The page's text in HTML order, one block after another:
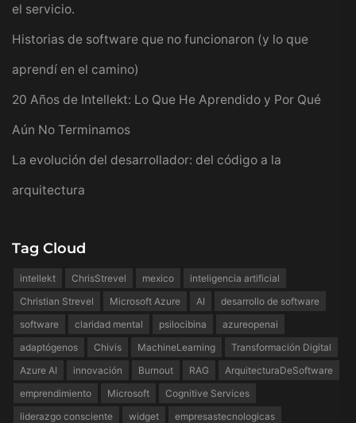
el servicio.
Historias de software que no funcionaron (y lo que
aprendí en el camino)
20 Años de Intellekt: Lo Que He Aprendido y Por Qué
Aún No Terminamos
La evolución del desarrollador: del código a la
arquitectura
Tag Cloud
intellekt ChrisStrevel mexico
inteligencia artificial
Christian Strevel
Microsoft Azure AI
desarrollo de software
software
claridad mental psilocibina
azureopenai
adaptógenos
Chivis MachineLearning
Transformación Digital
Azure AI
innovación Burnout RAG
ArquitecturaDeSoftware
emprendimiento
Microsoft
Cognitive Services
liderazgo consciente
widget
empresastecnologicas